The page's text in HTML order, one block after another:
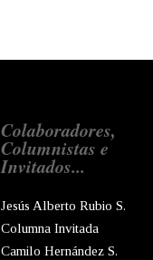
Colaboradores,
Columnistas e
Invitados...
Jesús Alberto Rubio S.
Columna Invitada
Camilo Hernández S.